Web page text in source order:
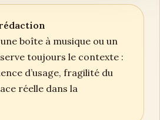
boîte à musique ou un
toujours le contexte :
d’usage, fragilité du
réelle dans la